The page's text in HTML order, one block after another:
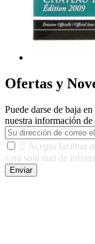
Ofertas y
Puede darse de baja
nuestra información
 Acepto facilitar
a mi solicitud de
Enviar